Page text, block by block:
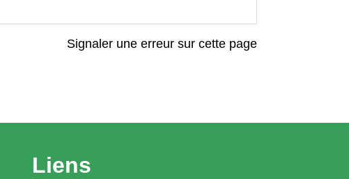
Signaler une erreur sur cette page
Liens